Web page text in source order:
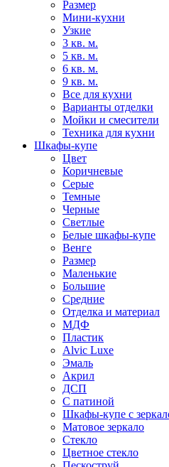
Размер
Мини-кухни
Узкие
3 кв. м.
5 кв. м.
6 кв. м.
9 кв. м.
Все для кухни
Варианты отделки
Мойки и смесители
Техника для кухни
Шкафы-купе
Цвет
Коричневые
Серые
Темные
Черные
Светлые
Белые шкафы-купе
Венге
Размер
Маленькие
Большие
Средние
Отделка и материал
МДФ
Пластик
Alvic Luxe
Эмаль
Акрил
ДСП
С патиной
Шкафы-купе с
Матовое зеркало
Стекло
Цветное стекло